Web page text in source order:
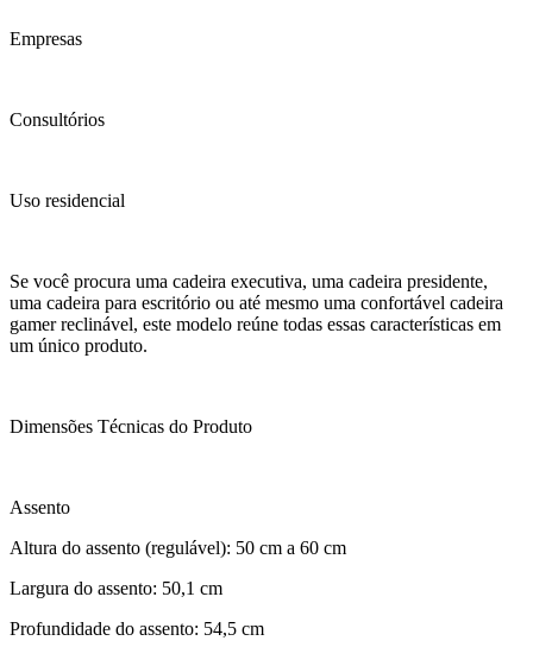
Empresas
Consultórios
Uso residencial
Se você procura uma cadeira executiva, uma cadeira presidente,
uma cadeira para escritório ou até mesmo uma confortável cadeira
gamer reclinável, este modelo reúne todas essas características em
um único produto.
Dimensões Técnicas do Produto
Assento
Altura do assento (regulável): 50 cm a 60 cm
Largura do assento: 50,1 cm
Profundidade do assento: 54,5 cm